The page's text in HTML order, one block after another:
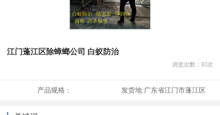
江门蓬江区除蟑螂公司 白蚁防治
浏览次数： 83次
产品规格： 发货地:广东省江门市蓬江区